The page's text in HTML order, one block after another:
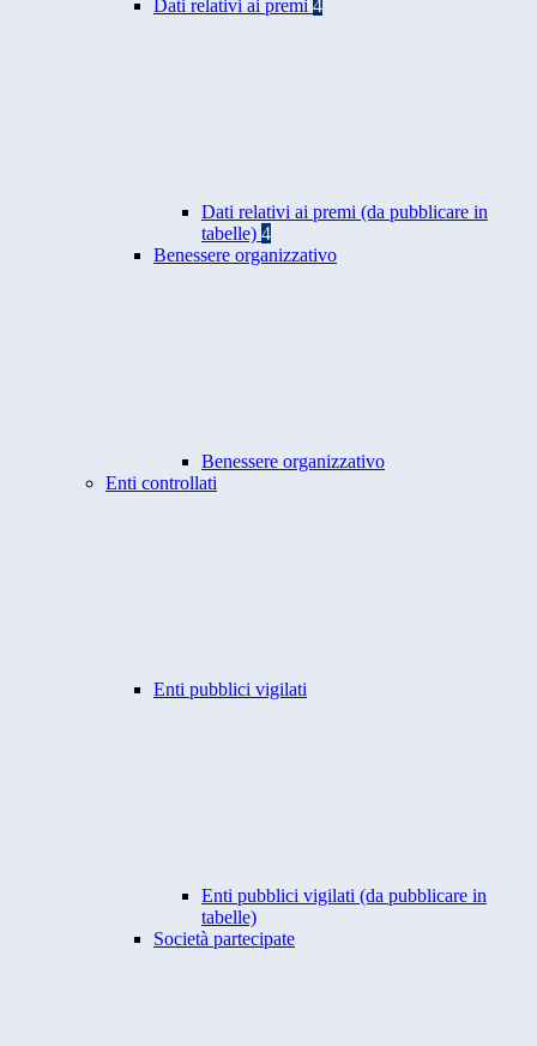
Dati relativi ai premi 4
Dati relativi ai premi (da pubblicare in
tabelle) 4
Benessere organizzativo
Benessere organizzativo
Enti controllati
Enti pubblici vigilati
Enti pubblici vigilati (da pubblicare in
tabelle)
Società partecipate